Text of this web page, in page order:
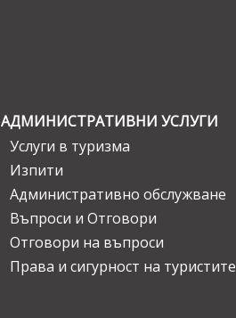
АДМИНИСТРАТИВНИ УСЛУГИ
Услуги в туризма
Изпити
Административно обслужване
Въпроси и Отговори
Отговори на въпроси
Права и сигурност на туристите